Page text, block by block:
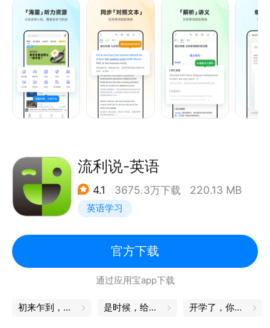
现在开始，每天坚持十分钟，在家也能提高英语。
【资源丰富，每日更新】
- 每天为您精选推荐一篇英语听力文章
- 各种泛听资讯：VOA常速慢速、BBC六分钟、
CNN10学生英语、经济学人、新概念，一站式收听；
- 各类考试：初高中、大学四六级、考研、雅思托福、
语、影视英语等丰富资源。
【功能强大，操作简便】
- 划词搜索：与《欧路词典》无缝集成，长按查词，即
- 播放调节：8档语速调节、4种循环模式，单句精
听、听写、测验，满足不同阶段学习需求；
- 收藏下载：支持批量下载，离线随时收听；
- 听力上传：支持听众在官网上传自己的资源和同步高
流利说-英语
4.1 3675.3万下载 220.13 MB
英语学习
官方下载
通过应用宝app下载
初来乍到，一定不能错过的小技巧 是时候，给自己充充电了 开学了，你的书皮买好了吗